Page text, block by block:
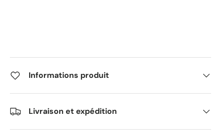
Informations produit
Livraison et expédition